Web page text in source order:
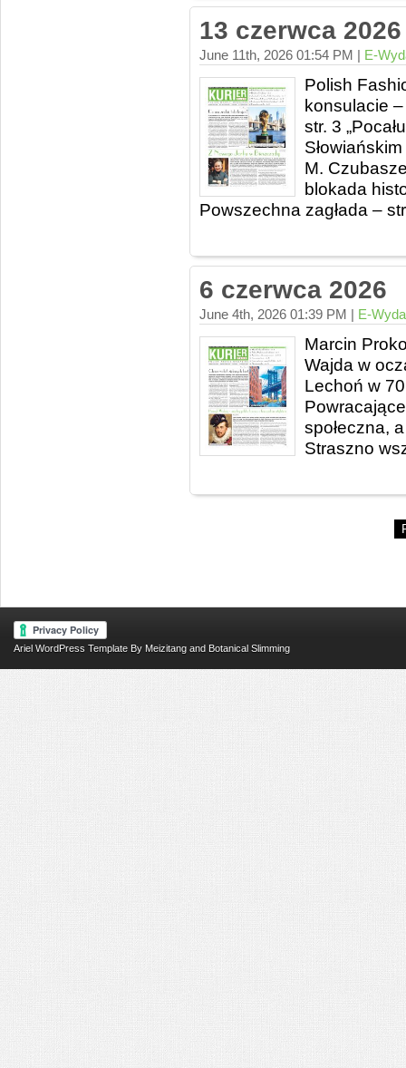
13 czerwca 2026
June 11th, 2026 01:54 PM | E-
Polish
konsulacie
str. 3
M.
blokada
Powszechna zagłada –
6 czerwca 2026
June 4th, 2026 01:39 PM | E-
Marcin
Wajda w
Lechoń w
społeczna,
Straszno
Ariel WordPress Template By Meizitang and Botanical Slimming